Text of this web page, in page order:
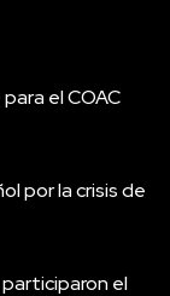
provincia de
personal
de fomento del
el COAC
por la crisis de
el